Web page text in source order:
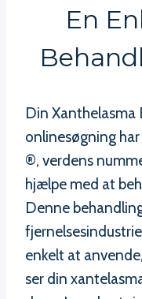
En
Din Xanthelasma
onlinesøgning
®, verdens
hjælpe med at
Denne
enkelt at
ser din